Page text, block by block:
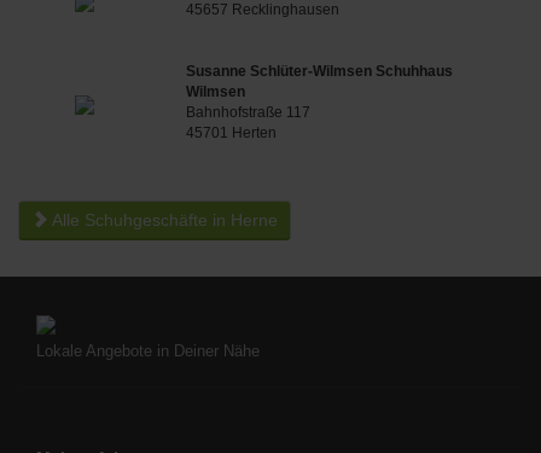
45657 Recklinghausen
Susanne Schlüter-Wilmsen Schuhhaus
Wilmsen
Bahnhofstraße 117
45701 Herten
Alle Schuhgeschäfte in Herne
Lokale Angebote in Deiner Nähe